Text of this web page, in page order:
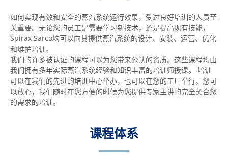
如何实现有效和安全的蒸汽系统运行效果，受过良好培训的人员至
关重要。无论您的员工是需要学习新技术，还是提高现有技能，
Spirax Sarco均可以向其提供蒸汽系统的设计、安装、运营、优化
和维护培训。
我们的许多被认证的课程可以为您带来公认的资质。这些课程均由
我们拥有多年实际蒸汽系统经验和知识丰富的培训师授课。 培训
可以在我们的先进的培训中心举办，也可以在您的工厂举行。您可
以放心，我们随时在您方便的时候为您提供专家主讲的完全契合您
的需求的培训。
课程体系